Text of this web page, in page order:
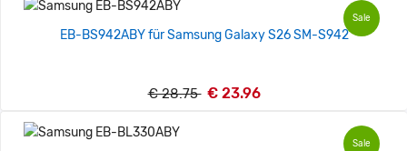
Sale
EB-BS942ABY für Samsung Galaxy S26 SM-S942
€ 28.75 € 23.96
Sale